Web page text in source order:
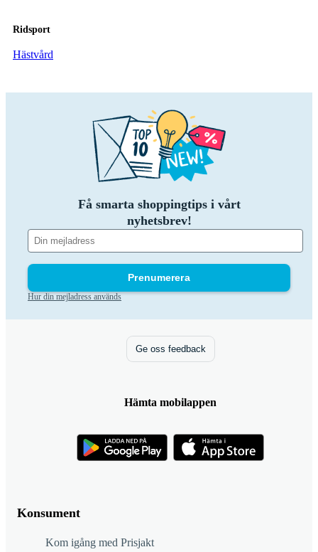
Ridsport
Hästvård
Få smarta shoppingtips i vårt
nyhetsbrev!
Prenumerera
Hur din mejladress används
Konsument
Kom igång med Prisjakt
Ge oss feedback
Hämta mobilappen